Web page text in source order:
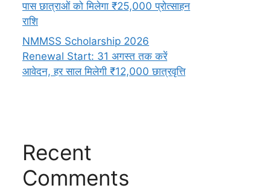
पास छात्राओं को मिलेगा ₹25,000 प्रोत्साहन
राशि
NMMSS Scholarship 2026
Renewal Start: 31 अगस्त तक करें
आवेदन, हर साल मिलेगी ₹12,000 छात्रवृत्ति
Recent
Comments